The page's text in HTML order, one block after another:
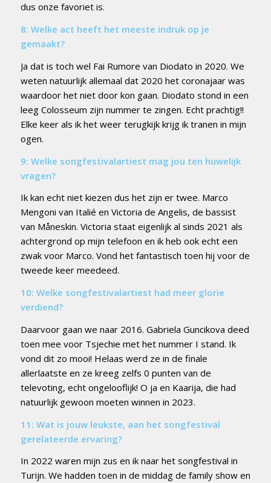
dus onze favoriet is.
8: Welke act heeft het meeste indruk op je
gemaakt?
Ja dat is toch wel Fai Rumore van Diodato in 2020. We
weten natuurlijk allemaal dat 2020 het coronajaar was
waardoor het niet door kon gaan. Diodato stond in een
leeg Colosseum zijn nummer te zingen. Echt prachtig!!
Elke keer als ik het weer terugkijk krijg ik tranen in mijn
ogen.
9: Welke songfestivalartiest mag jou ten huwelijk
vragen?
Ik kan echt niet kiezen dus het zijn er twee. Marco
Mengoni van Italié en Victoria de Angelis, de bassist
van Måneskin. Victoria staat eigenlijk al sinds 2021 als
achtergrond op mijn telefoon en ik heb ook echt een
zwak voor Marco. Vond het fantastisch toen hij voor de
tweede keer meedeed.
10: Welke songfestivalartiest had meer glorie
verdiend?
Daarvoor gaan we naar 2016. Gabriela Guncikova deed
toen mee voor Tsjechie met het nummer I stand. Ik
vond dit zo mooi! Helaas werd ze in de finale
allerlaatste en ze kreeg zelfs 0 punten van de
televoting, echt ongelooflijk! O ja en Kaarija, die had
natuurlijk gewoon moeten winnen in 2023.
11: Wat is jouw leukste, aan het songfestival
gerelateerde ervaring?
In 2022 waren mijn zus en ik naar het songfestival in
Turijn. We hadden toen in de middag de family show en